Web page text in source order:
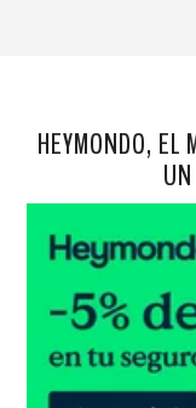
HEYMONDO, EL